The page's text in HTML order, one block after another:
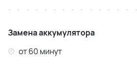
Samsung S21 Plus (G996B)
Samsung S21 Ultra (G998B)
Samsung S22 (S901)
Замена аккумулятора
от 60 минут